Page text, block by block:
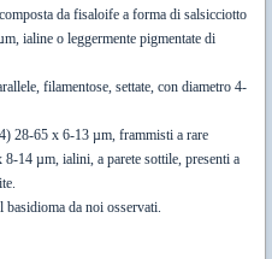
da fisaloife a forma di salsicciotto
ialine o leggermente pigmentate di
filamentose, settate, con diametro 4-
28-65 x 6-13 µm, frammisti a rare
14 µm, ialini, a parete sottile, presenti a
da noi osservati.